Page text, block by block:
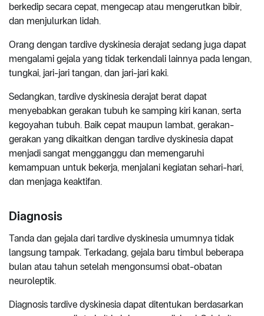
berkedip secara cepat, mengecap atau mengerutkan bibir,
dan menjulurkan lidah.
Orang dengan tardive dyskinesia derajat sedang juga dapat
mengalami gejala yang tidak terkendali lainnya pada lengan,
tungkai, jari-jari tangan, dan jari-jari kaki.
Sedangkan, tardive dyskinesia derajat berat dapat
menyebabkan gerakan tubuh ke samping kiri kanan, serta
kegoyahan tubuh. Baik cepat maupun lambat, gerakan-
gerakan yang dikaitkan dengan tardive dyskinesia dapat
menjadi sangat mengganggu dan memengaruhi
kemampuan untuk bekerja, menjalani kegiatan sehari-hari,
dan menjaga keaktifan.
Diagnosis
Tanda dan gejala dari tardive dyskinesia umumnya tidak
langsung tampak. Terkadang, gejala baru timbul beberapa
bulan atau tahun setelah mengonsumsi obat-obatan
neuroleptik.
Diagnosis tardive dyskinesia dapat ditentukan berdasarkan